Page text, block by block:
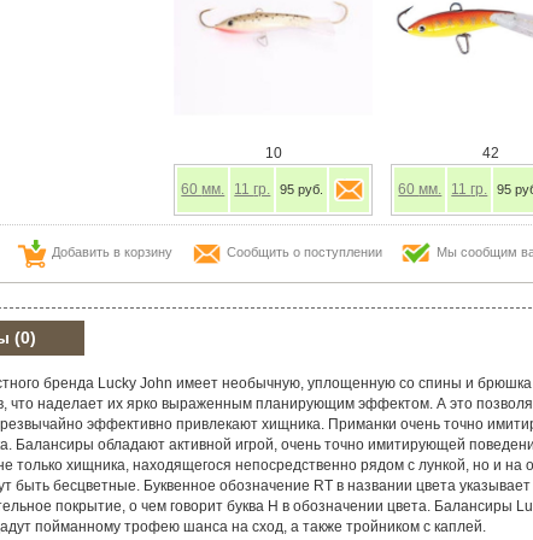
10
60 мм. 11 гр. 95 руб.
42
60 мм. 11 гр. 95
Добавить в корзину Сообщить о поступлении Мы сообщим
(0)
бренда Lucky John имеет необычную, уплощенную со спины и
что наделает их ярко выраженным планирующим эффектом. А это
эффективно привлекают хищника. Приманки очень точно
Балансиры обладают активной игрой, очень точно имитирующей
только хищника, находящегося непосредственно рядом с лункой, но и
быть бесцветные. Буквенное обозначение RT в названии цвета
покрытие, о чем говорит буква Н в обозначении цвета.
пойманному трофею шанса на сход, а также тройником с каплей.